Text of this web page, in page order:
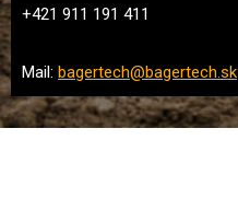
+421 911 191 411
Mail: bagertech@bagertech.sk